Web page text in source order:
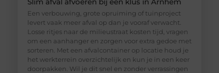
Een verbouwing, grote opruiming of tuinproject
levert vaak meer afval op dan je vooraf verwacht.
Losse ritjes naar de milieustraat kosten tijd, vragen
om een aanhanger en zorgen voor extra gedoe met
sorteren. Met een afvalcontainer op locatie houd je
het werkterrein overzichtelijk en kun je in een keer
doorpakken. Wil je dit snel en zonder verrassingen